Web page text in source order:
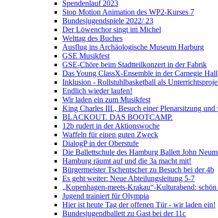
Spendenlauf 2023
Stop Motion Animation des WP2-Kurses 7
Bundesjugendspiele 2022/ 23
Der Löwenchor singt im Michel
Welttag des Buches
Ausflug ins Archäologische Museum Harburg
GSE Musikfest
GSE-Chöre beim Stadtteilkonzert in der Fabrik
Das Young ClassX-Ensemble in der Carnegie Hall
Inklusion - Rollstuhlbasketball als
Endlich wieder laufen!
Wir laden ein zum Musikfest
King Charles III., Besuch einer Plenarsitzung und
BLACKOUT. DAS BOOTCAMP.
12b rudert in der Aktionswoche
Waffeln für einen guten Zweck
DialogP in der Oberstufe
Die Ballettschule des Hamburg Ballett John
Hamburg räumt auf und die 3a macht mit!
Bürgermeister Tschentscher zu Besuch bei der 4b
Es geht weiter: Neue Abteilungsleitung 5-7
„Kopenhagen-meets-Krakau“-Kulturabend:
Jugend trainiert für Olympia
Hier ist heute Tag der offenen Tür - wir laden ein!
Bundesjugendballett zu Gast bei der 11c